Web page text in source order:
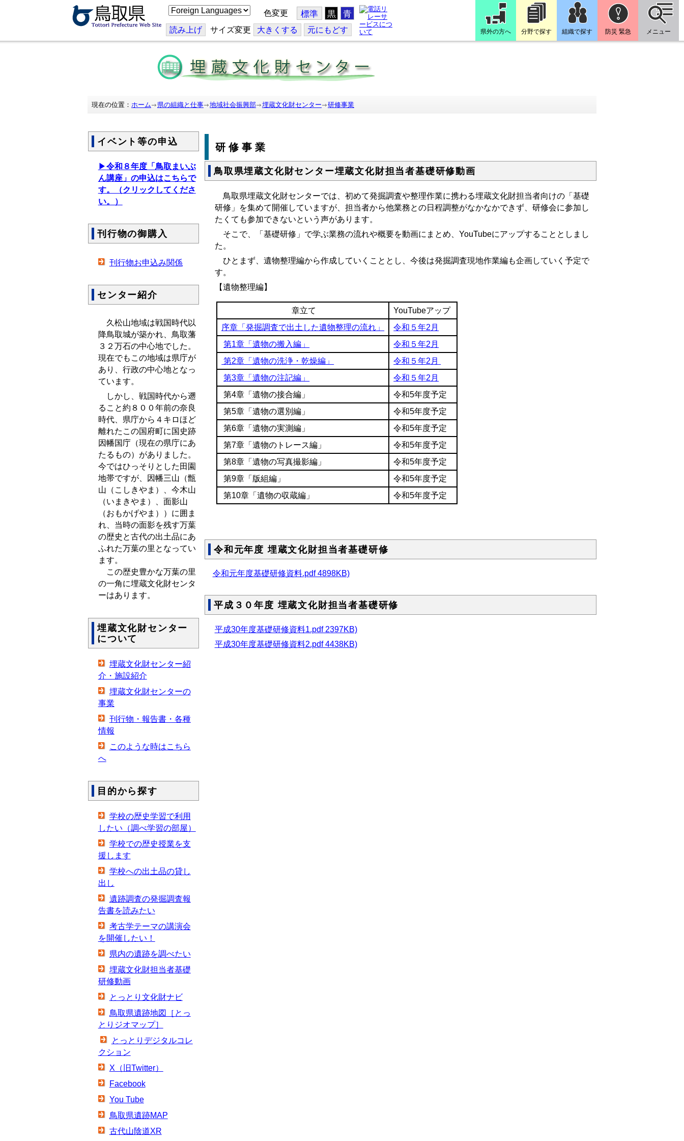
こ
の
ジ
を
訳
す
る
色変更 標準 黒 青
読み上げ サイズ変更 大きくする 元にもどす 県外の方へ 分野で探す 組織で探す 防災 緊急 メニュー
現在の位置： ホーム 県の組織と仕事 地域社会振興部 埋蔵文化財センター 研修事業
イベント等の申込
▶令和８年度「鳥取まいぶ
ん講座」の申込はこちらで
す。（クリックしてくださ
い。）
刊行物の御購入
刊行物お申込み関係
センター紹介
久松山地域は戦国時代以
降鳥取城が築かれ、鳥取藩
３２万石の中心地でした。
現在でもこの地域は県庁が
あり、行政の中心地となっ
ています。
しかし、戦国時代から遡
ること約８００年前の奈良
時代、県庁から４キロほど
離れたこの国府町に国史跡
因幡国庁（現在の県庁にあ
たるもの）がありました。
今ではひっそりとした田園
地帯ですが、因幡三山（甑
山（こしきやま）、今木山
（いまきやま）、面影山
（おもかげやま））に囲ま
れ、当時の面影を残す万葉
の歴史と古代の出土品にあ
ふれた万葉の里となってい
ます。
この歴史豊かな万葉の里
の一角に埋蔵文化財センタ
ーはあります。
埋蔵文化財センター
について
埋蔵文化財センター紹
介・施設紹介
埋蔵文化財センターの
事業
刊行物・報告書・各種
情報
このような時はこちら
へ
目的から探す
学校の歴史学習で利用
したい（調べ学習の部屋）
学校での歴史授業を支
援します
学校への出土品の貸し
出し
遺跡調査の発掘調査報
告書を読みたい
考古学テーマの講演会
を開催したい！
県内の遺跡を調べたい
埋蔵文化財担当者基礎
研修動画
とっとり文化財ナビ
鳥取県遺跡地図［とっ
とりジオマップ］
とっとりデジタルコレ
クション
X（旧Twitter）
Facebook
You Tube
鳥取県遺跡MAP
古代山陰道XR
研修事業
鳥取県埋蔵文化財センター埋蔵文化財担当者基礎研修動画
鳥取県埋蔵文化財センターでは、初めて発掘調査や整理作業に携わる埋蔵文化財担当者向けの「基礎
研修」を集めて開催していますが、担当者から他業務との日程調整がなかなかできず、研修会に参加し
たくても参加できないという声があります。
そこで、「基礎研修」で学ぶ業務の流れや概要を動画にまとめ、YouTubeにアップすることとしまし
た。
ひとまず、遺物整理編から作成していくこととし、今後は発掘調査現地作業編も企画していく予定で
す。
【遺物整理編】
章立て
YouTubeアップ
序章「発掘調査で出土した遺物整理の流れ」
令和５年2月
第1章「遺物の搬入編」
令和５年2月
第2章「遺物の洗浄・乾燥編」
令和５年2月
第3章「遺物の注記編」
令和５年2月
第4章「遺物の接合編」
令和5年度予定
第5章「遺物の選別編」
令和5年度予定
第6章「遺物の実測編」
令和5年度予定
第7章「遺物のトレース編」
令和5年度予定
第8章「遺物の写真撮影編」
令和5年度予定
第9章「版組編」
令和5年度予定
第10章「遺物の収蔵編」
令和5年度予定
令和元年度 埋蔵文化財担当者基礎研修
令和元年度基礎研修資料.pdf 4898KB)
平成３０年度 埋蔵文化財担当者基礎研修
平成30年度基礎研修資料1.pdf 2397KB)
平成30年度基礎研修資料2.pdf 4438KB)